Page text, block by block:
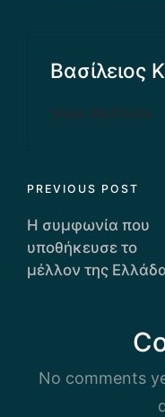
Βασίλειος
View All Posts
Post
navigation
PREVIOUS POST
Η συμφωνία που
υποθήκευσε το
μέλλον της
No comments